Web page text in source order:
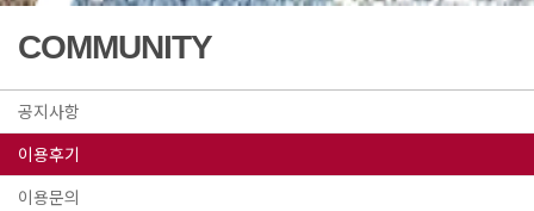
COMMUNITY
공지사항
이용후기
이용문의